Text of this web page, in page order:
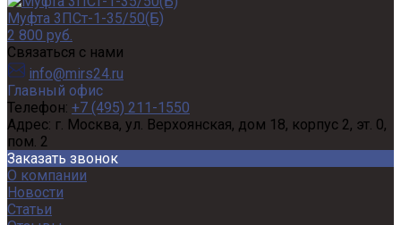
Муфта 3ПСт-1-35/50(Б)
2 800 руб.
Связаться с нами
info@mirs24.ru
Главный офис
Телефон: +7 (495) 211-1550
Адрес: г. Москва, ул. Верхоянская, дом 18, корпус 2, эт. 0,
пом. 2
Заказать звонок
О компании
Новости
Статьи